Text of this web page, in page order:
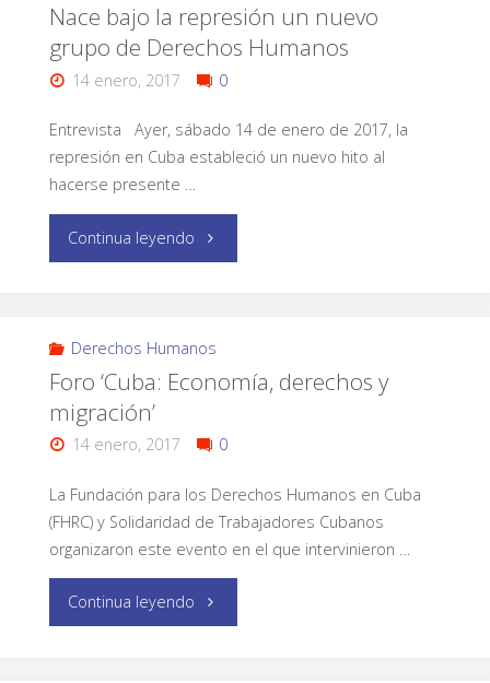
Nace bajo la represión un nuevo
grupo de Derechos Humanos
14 enero, 2017 0
Entrevista Ayer, sábado 14 de enero de 2017, la
represión en Cuba estableció un nuevo hito al
hacerse presente …
Continua leyendo
Derechos Humanos
Foro ‘Cuba: Economía, derechos y
migración’
14 enero, 2017 0
La Fundación para los Derechos Humanos en Cuba
(FHRC) y Solidaridad de Trabajadores Cubanos
organizaron este evento en el que intervinieron …
Continua leyendo